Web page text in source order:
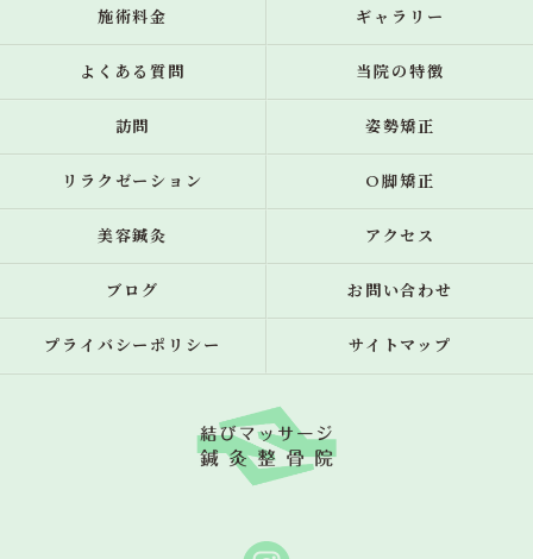
施術料金 ギャラリー
よくある質問 当院の特徴
訪問 姿勢矯正
リラクゼーション O脚矯正
美容鍼灸 アクセス
ブログ お問い合わせ
プライバシーポリシー サイトマップ